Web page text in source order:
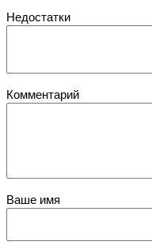
Недостатки
Комментарий
Ваше имя